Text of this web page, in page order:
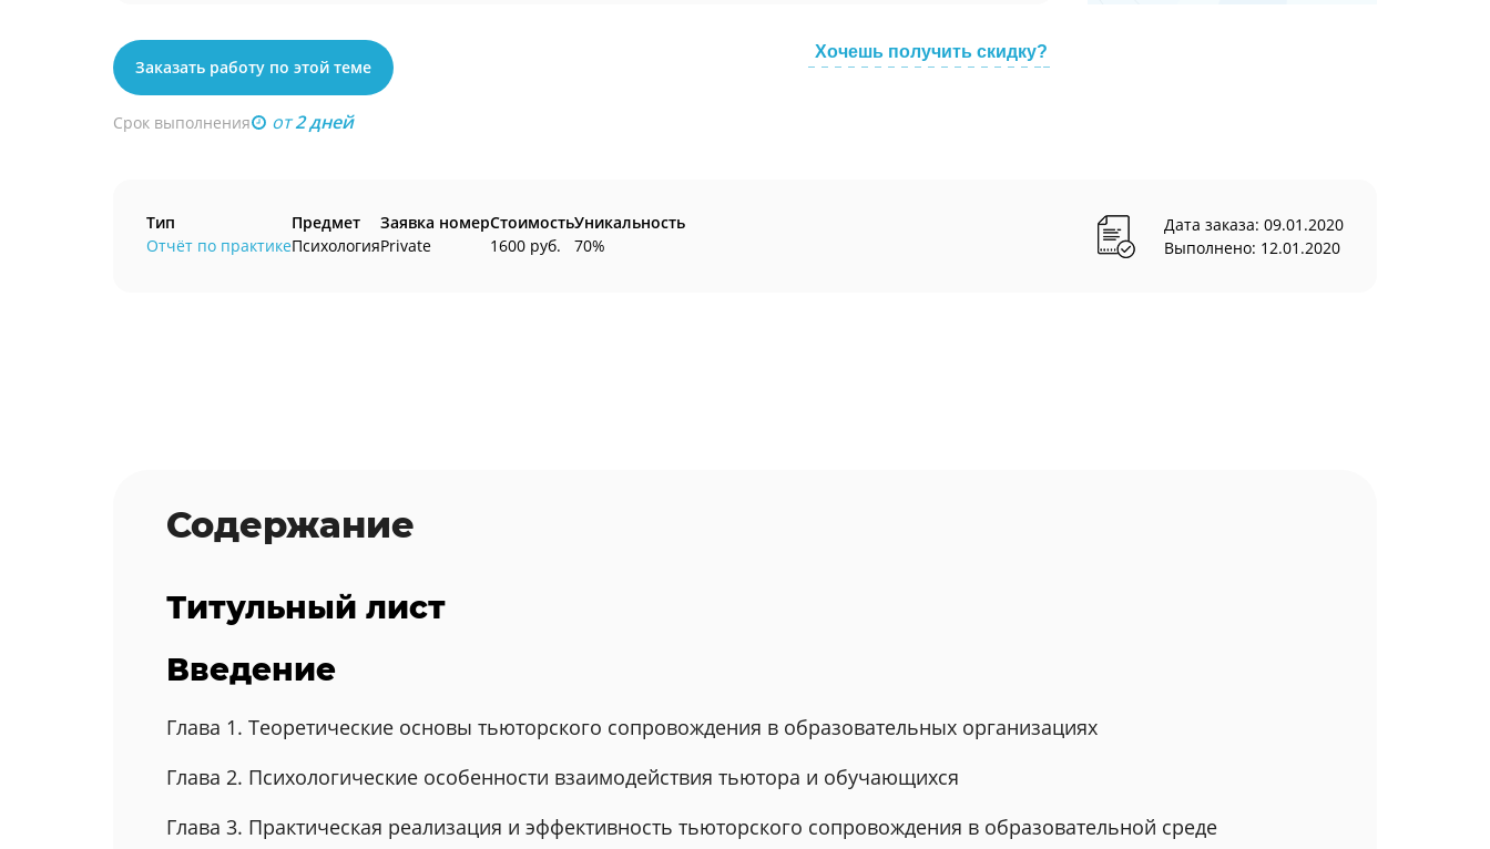
Заказать работу по этой теме
Срок выполнения от2 дней
Хочешь получить скидку?
Тип
Отчёт по практике
Предмет
Психология
Заявка номер
Private
Стоимость
1600 руб.
Уникальность
70%
Дата заказа: 09.01.2020
Выполнено: 12.01.2020
Содержание
Титульный лист
Введение
Глава 1. Теоретические основы тьюторского сопровождения в образовательных организациях
Глава 2. Психологические особенности взаимодействия тьютора и обучающихся
Глава 3. Практическая реализация и эффективность тьюторского сопровождения в образовательной среде